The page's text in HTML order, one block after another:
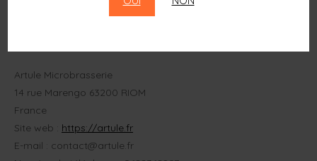
Pour des questions et/ou des commentaires sur notre
Artule Microbrasserie
14 rue Marengo 63200 RIOM
France
Site web : https://artule.fr
E-mail : contact@artule.fr